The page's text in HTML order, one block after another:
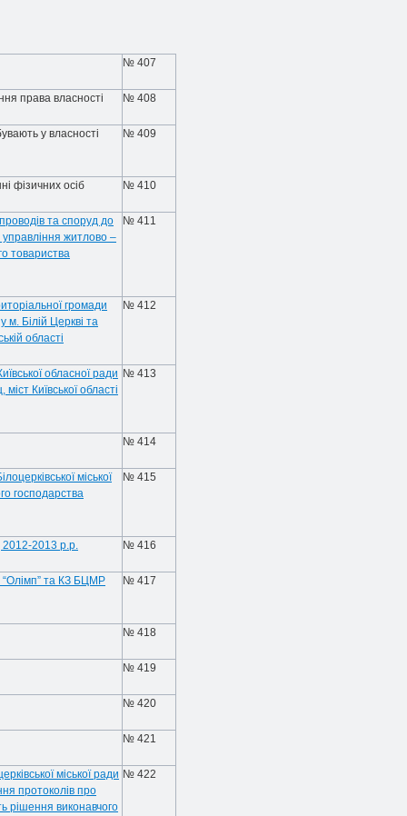
№ 407
права власності № 408
у власності № 409
фізичних осіб № 410
та споруд до
управління житлово –
товариства
№ 411
громади
Білій Церкві та
області
№ 412
обласної ради
Київської області
№ 413
№ 414
міської
господарства
№ 415
2012-2013 р.р. № 416
та КЗ БЦМР № 417
№ 418
№ 419
№ 420
№ 421
міської ради
протоколів про
рішення виконавчого
№ 422